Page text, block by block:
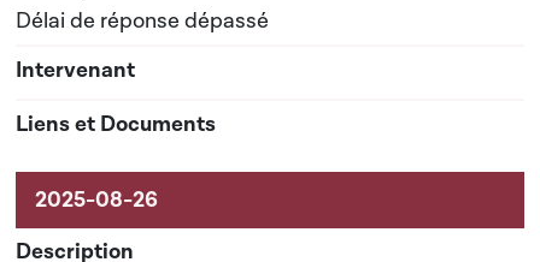
Délai de réponse dépassé